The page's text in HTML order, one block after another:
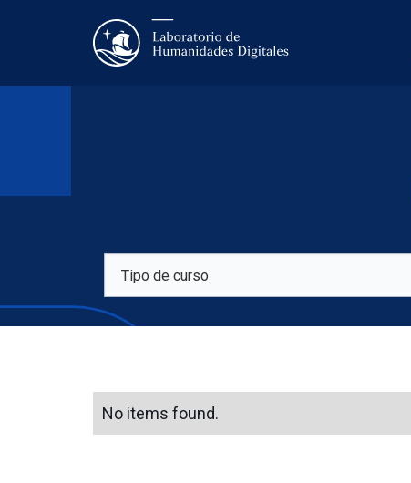
No items found.